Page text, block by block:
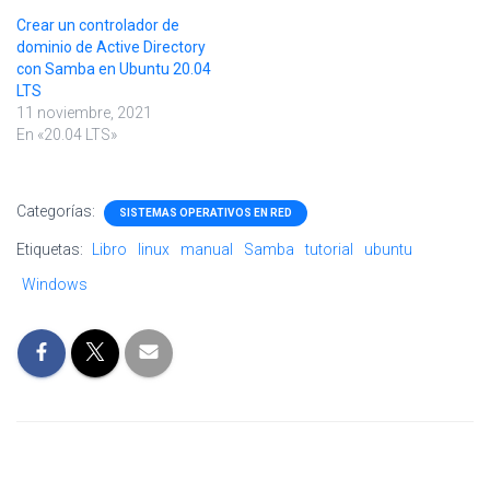
Crear un controlador de
dominio de Active Directory
con Samba en Ubuntu 20.04
LTS
11 noviembre, 2021
En «20.04 LTS»
Categorías: SISTEMAS OPERATIVOS EN RED
Etiquetas: Libro linux manual Samba tutorial
ubuntu
Windows